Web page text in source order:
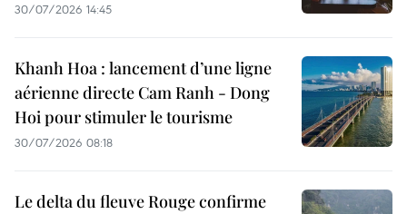
30/07/2026 14:45
Khanh Hoa : lancement d’une ligne
aérienne directe Cam Ranh - Dong
Hoi pour stimuler le tourisme
30/07/2026 08:18
Le delta du fleuve Rouge confirme